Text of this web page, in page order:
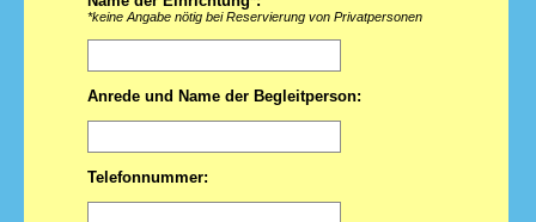
*keine Angabe nötig bei Reservierung von Privatpersonen
Anrede und Name der Begleitperson:
Telefonnummer: